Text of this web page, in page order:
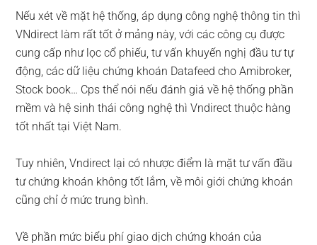
Nếu xét về mặt hệ thống, áp dụng công nghệ thông tin thì
VNdirect làm rất tốt ở mảng này, với các công cụ được
cung cấp như lọc cổ phiếu, tư vấn khuyến nghị đầu tư tự
động, các dữ liệu chứng khoán Datafeed cho Amibroker,
Stock book… Cps thể nói nếu đánh giá về hệ thống phần
mềm và hệ sinh thái công nghệ thì Vndirect thuộc hàng
tốt nhất tại Việt Nam.
Tuy nhiên, Vndirect lại có nhược điểm là mặt tư vấn đầu
tư chứng khoán không tốt lắm, về môi giới chứng khoán
cũng chỉ ở mức trung bình.
Về phần mức biểu phí giao dịch chứng khoán của